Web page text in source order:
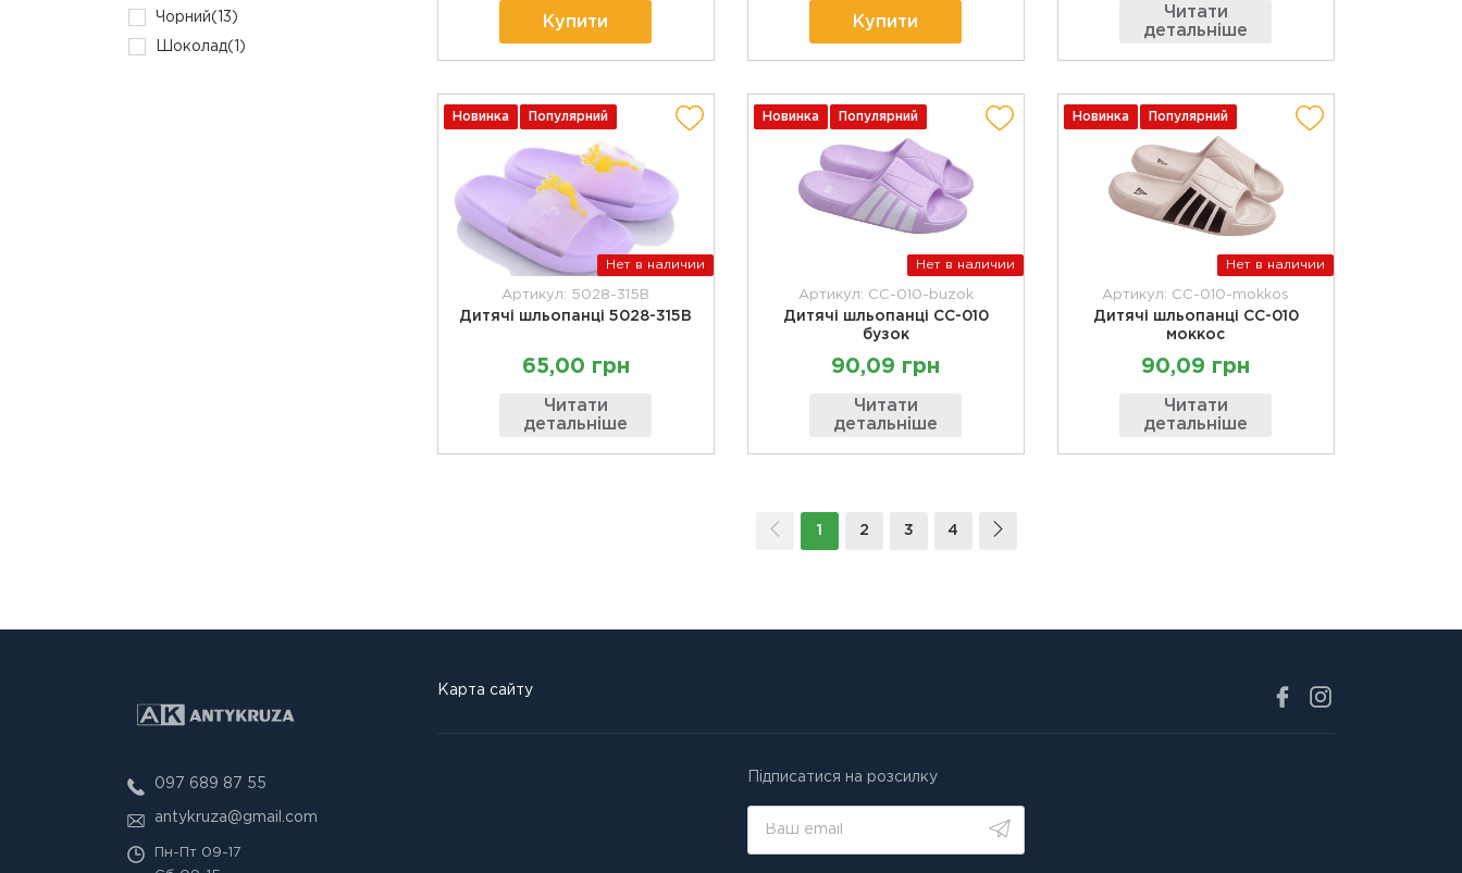
Чорний(13)
Шоколад(1)
Купити Купити
Читати
детальніше
Новинка Популярний
Нет в наличии
Артикул: 5028-315B
Дитячі шльопанці 5028-315В
65,00 грн
Читати
детальніше
Новинка Популярний
Нет в наличии
Артикул: CC-010-buzok
Дитячі шльопанці CC-010
бузок
90,09 грн
Читати
детальніше
Новинка Популярний
Нет в наличии
Артикул: CC-010-mokkos
Дитячі шльопанці CC-010
моккос
90,09 грн
Читати
детальніше
1 2 3 4
097 689 87 55
antykruza@gmail.com
Пн-Пт 09-17
Карта сайту
Підписатися на розсилку